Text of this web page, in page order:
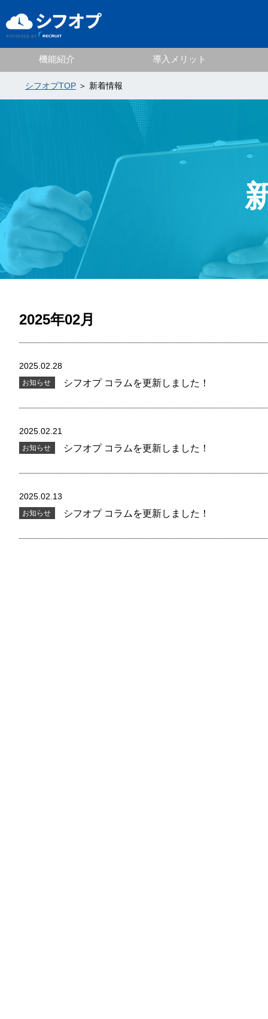
機能紹介 導入メリット
シフオプTOP ＞ 新着情報
2025年02月
2025.02.28
お知らせ シフオプ コラムを更新しました！
2025.02.21
お知らせ シフオプ コラムを更新しました！
2025.02.13
お知らせ シフオプ コラムを更新しました！